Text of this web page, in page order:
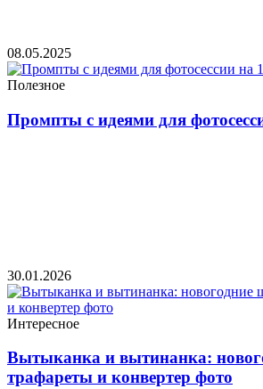
08.05.2025
Полезное
Промпты с идеями для
30.01.2026
Интересное
Вытыканка и вытинанка:
трафареты и конвертер фото